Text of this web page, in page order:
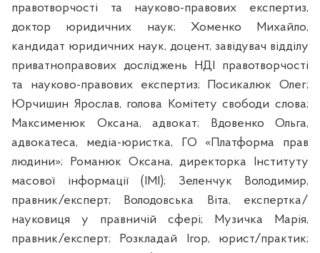
правотворчості та науково-правових експертиз,
доктор юридичних наук; Хоменко Михайло,
кандидат юридичних наук, доцент, завідувач відділу
приватноправових досліджень НДІ правотворчості
та науково-правових експертиз; Посикалюк Олег;
Юрчишин Ярослав, голова Комітету свободи слова;
Максименюк Оксана, адвокат; Вдовенко Ольга,
адвокатеса, медіа-юристка, ГО «Платформа прав
людини»; Романюк Оксана, директорка Інституту
масової інформації (ІМІ); Зеленчук Володимир,
правник/експерт; Володовська Віта, експертка/
науковиця у правничій сфері; Музичка Марія,
правник/експерт; Розкладай Ігор, юрист/практик;